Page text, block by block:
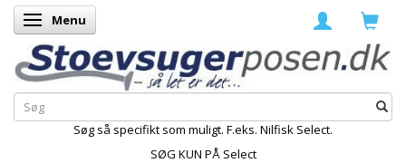
Skifte navigation
Menu
Søg så specifikt som muligt. F.eks. Nilfisk Select.
SØG KUN PÅ Select